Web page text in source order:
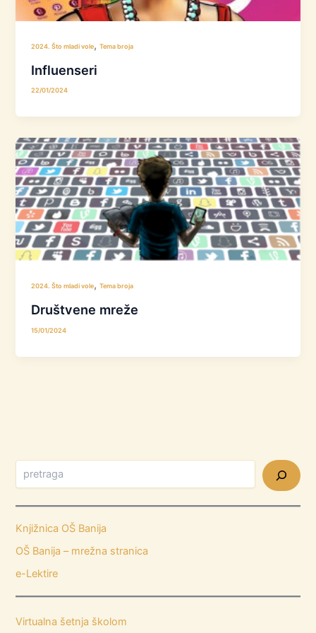
2024. Što mladi vole,Tema broja
Influenseri
22/01/2024
2024. Što mladi vole,Tema broja
Društvene mreže
15/01/2024
Knjižnica OŠ Banija
OŠ Banija – mrežna stranica
e-Lektire
Virtualna šetnja školom